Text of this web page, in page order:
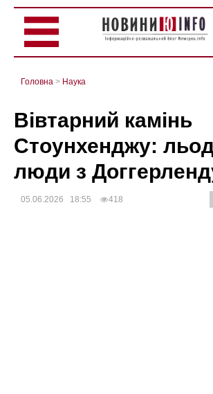
Головна > Наука
Вівтарний камінь
Стоунхенджу:
люди з
05.06.2026 18:55 418